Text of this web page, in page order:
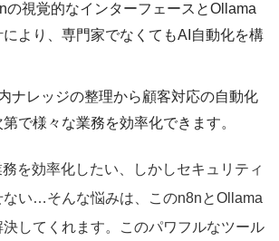
の視覚的なインターフェースとOllama
より、専門家でなくてもAI自動化を構
ナレッジの整理から顧客対応の自動化
で様々な業務を効率化できます。
を効率化したい、しかしセキュリティ
ない…そんな悩みは、このn8nとOllama
してくれます。このパワフルなツール